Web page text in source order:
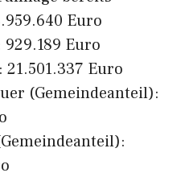
Euro
Euro
Euro
(Gemeindeanteil):